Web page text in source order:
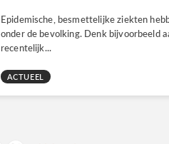
Epidemische, besmettelijke ziekten
onder de bevolking. Denk bijvoorbeeld
recentelijk...
ACTUEEL